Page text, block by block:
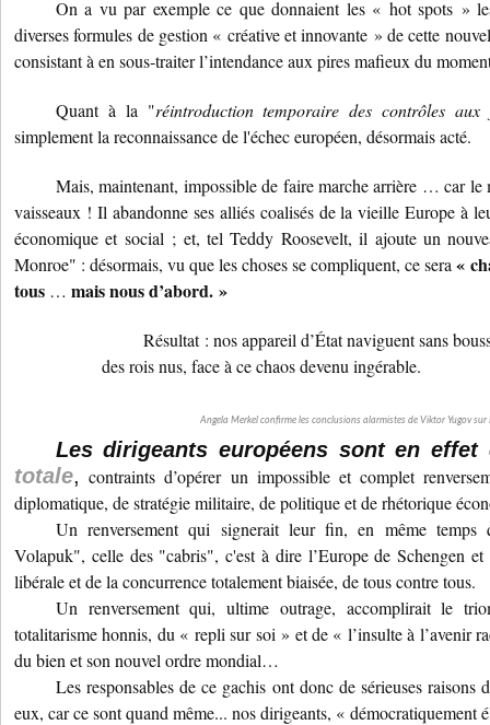
On a vu par exemple ce que donnaient les « hot spots »
diverses formules de gestion « créative et innovante » de cette
consistant à en sous-traiter l’intendance aux pires mafieux du
Quant à la "réintroduction temporaire des contrôles aux
simplement la reconnaissance de l'échec européen, désormais acté.
Mais, maintenant, impossible de faire marche arrière … car le
vaisseaux ! Il abandonne ses alliés coalisés de la vieille Europe à
économique et social ; et, tel Teddy Roosevelt, il ajoute un
Monroe" : désormais, vu que les choses se compliquent, ce sera «
tous … mais nous d’abord. »
Résultat : nos appareil d’État naviguent sans
des rois nus, face à ce chaos devenu ingérable.
Angela Merkel confirme les conclusions alarmistes de Viktor Yugov sur
Les dirigeants européens sont en
totale, contraints d’opérer un impossible et complet
diplomatique, de stratégie militaire, de politique et de rhétorique
Un renversement qui signerait leur fin, en même temps
Volapuk", celle des "cabris", c'est à dire l’Europe de Schengen
libérale et de la concurrence totalement biaisée, de tous contre tous.
Un renversement qui, ultime outrage, accomplirait le
totalitarisme honnis, du « repli sur soi » et de « l’insulte à l’avenir
du bien et son nouvel ordre mondial…
Les responsables de ce gachis ont donc de sérieuses raisons
eux, car ce sont quand même... nos dirigeants, « démocratiquement